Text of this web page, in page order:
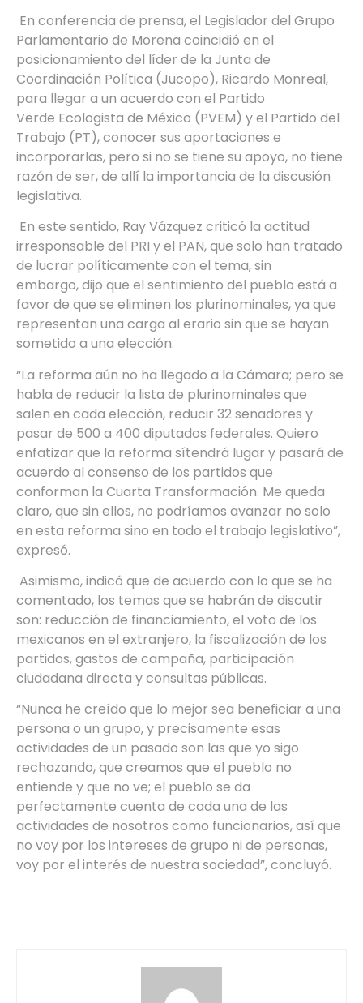
En conferencia de prensa, el Legislador del Grupo
Parlamentario de Morena coincidió en el
posicionamiento del líder de la Junta de
Coordinación Política (Jucopo), Ricardo Monreal,
para llegar a un acuerdo con el Partido
Verde Ecologista de México (PVEM) y el Partido del
Trabajo (PT), conocer sus aportaciones e
incorporarlas, pero si no se tiene su apoyo, no tiene
razón de ser, de allí la importancia de la discusión
legislativa.
En este sentido, Ray Vázquez criticó la actitud
irresponsable del PRI y el PAN, que solo han tratado
de lucrar políticamente con el tema, sin
embargo, dijo que el sentimiento del pueblo está a
favor de que se eliminen los plurinominales, ya que
representan una carga al erario sin que se hayan
sometido a una elección.
“La reforma aún no ha llegado a la Cámara; pero se
habla de reducir la lista de plurinominales que
salen en cada elección, reducir 32 senadores y
pasar de 500 a 400 diputados federales. Quiero
enfatizar que la reforma sítendrá lugar y pasará de
acuerdo al consenso de los partidos que
conforman la Cuarta Transformación. Me queda
claro, que sin ellos, no podríamos avanzar no solo
en esta reforma sino en todo el trabajo legislativo”,
expresó.
Asimismo, indicó que de acuerdo con lo que se ha
comentado, los temas que se habrán de discutir
son: reducción de financiamiento, el voto de los
mexicanos en el extranjero, la fiscalización de los
partidos, gastos de campaña, participación
ciudadana directa y consultas públicas.
“Nunca he creído que lo mejor sea beneficiar a una
persona o un grupo, y precisamente esas
actividades de un pasado son las que yo sigo
rechazando, que creamos que el pueblo no
entiende y que no ve; el pueblo se da
perfectamente cuenta de cada una de las
actividades de nosotros como funcionarios, así que
no voy por los intereses de grupo ni de personas,
voy por el interés de nuestra sociedad”, concluyó.